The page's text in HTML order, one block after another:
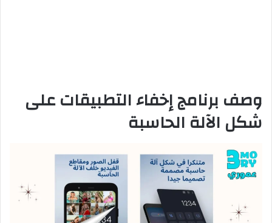
وصف برنامج إخفاء التطبيقات على
شكل الآلة الحاسبة